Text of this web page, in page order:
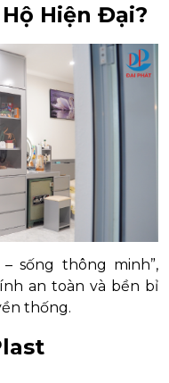
Hiện Đại?
sống thông minh”,
an toàn và bền bỉ
thống.